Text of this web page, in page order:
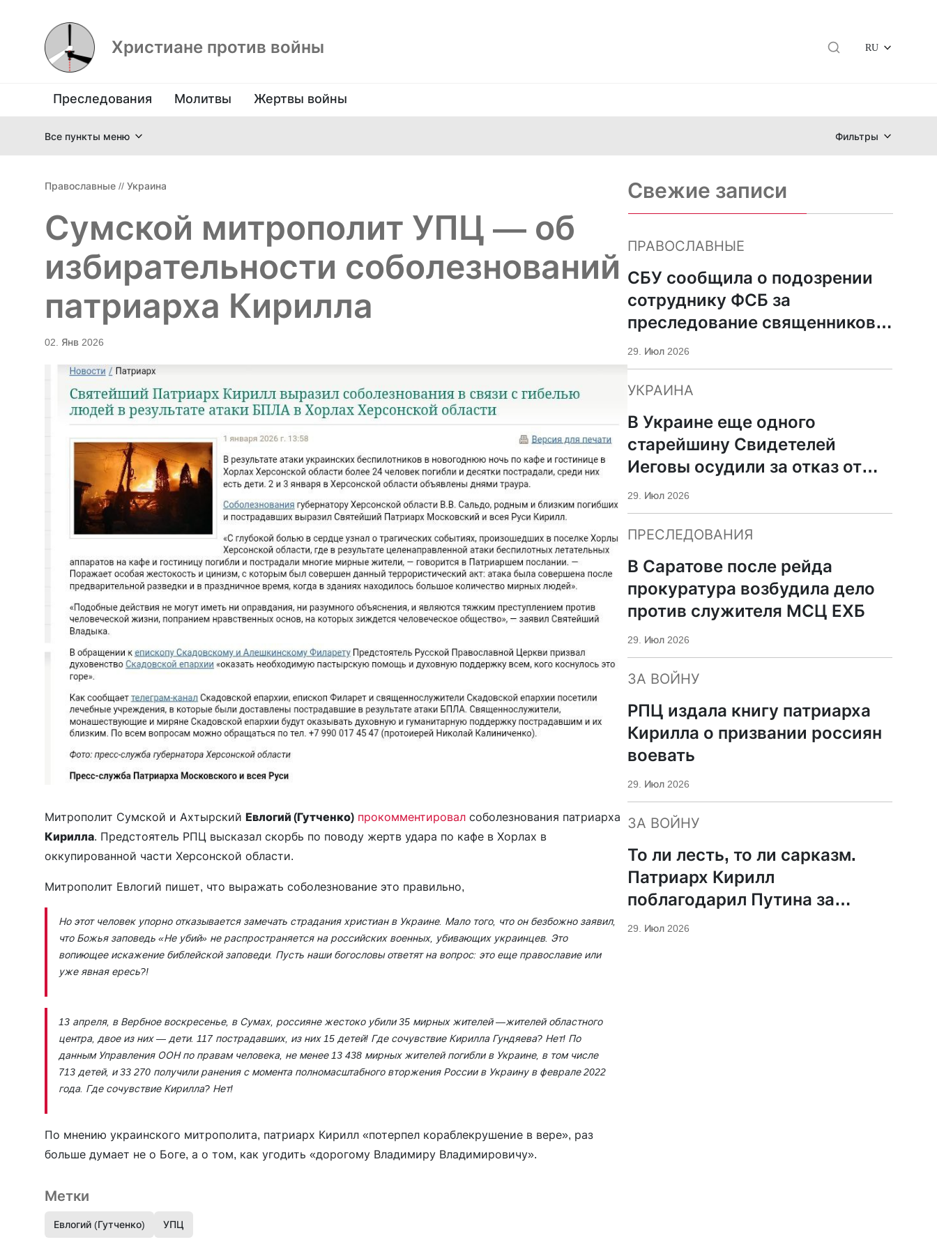
Христиане против войны RU
Преследования Молитвы Жертвы войны
Все пункты меню Фильтры
Православные // Украина
Сумской митрополит УПЦ — об
избирательности соболезнований
патриарха Кирилла
02. Янв 2026
Митрополит Сумской и Ахтырский Евлогий (Гутченко) прокомментировал соболезнования патриарха
Кирилла. Предстоятель РПЦ высказал скорбь по поводу жертв удара по кафе в Хорлах в
оккупированной части Херсонской области.
Митрополит Евлогий пишет, что выражать соболезнование это правильно,
Но этот человек упорно отказывается замечать страдания христиан в Украине. Мало того, что он безбожно заявил,
что Божья заповедь «Не убий» не распространяется на российских военных, убивающих украинцев. Это
вопиющее искажение библейской заповеди. Пусть наши богословы ответят на вопрос: это еще православие или
уже явная ересь?!
13 апреля, в Вербное воскресенье, в Сумах, россияне жестоко убили 35 мирных жителей —жителей областного
центра, двое из них — дети. 117 пострадавших, из них 15 детей! Где сочувствие Кирилла Гундяева? Нет! По
данным Управления ООН по правам человека, не менее 13 438 мирных жителей погибли в Украине, в том числе
713 детей, и 33 270 получили ранения с момента полномасштабного вторжения России в Украину в феврале 2022
года. Где сочувствие Кирилла? Нет!
По мнению украинского митрополита, патриарх Кирилл «потерпел кораблекрушение в вере», раз
больше думает не о Боге, а о том, как угодить «дорогому Владимиру Владимировичу».
Метки
Евлогий (Гутченко) УПЦ
Свежие записи
ПРАВОСЛАВНЫЕ
СБУ сообщила о подозрении
сотруднику ФСБ за
преследование священников
ПЦУ
29. Июл 2026
УКРАИНА
В Украине еще одного
старейшину Свидетелей
Иеговы осудили за отказ от
мобилизации
29. Июл 2026
ПРЕСЛЕДОВАНИЯ
В Саратове после рейда
прокуратура возбудила дело
против служителя МСЦ ЕХБ
29. Июл 2026
ЗА ВОЙНУ
РПЦ издала книгу патриарха
Кирилла о призвании россиян
воевать
29. Июл 2026
ЗА ВОЙНУ
То ли лесть, то ли сарказм.
Патриарх Кирилл
поблагодарил Путина за
защиту суверенитета и
29. Июл 2026